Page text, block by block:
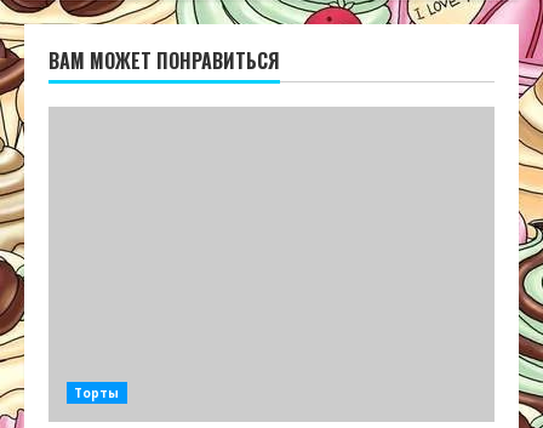
ВАМ МОЖЕТ ПОНРАВИТЬСЯ
Торты